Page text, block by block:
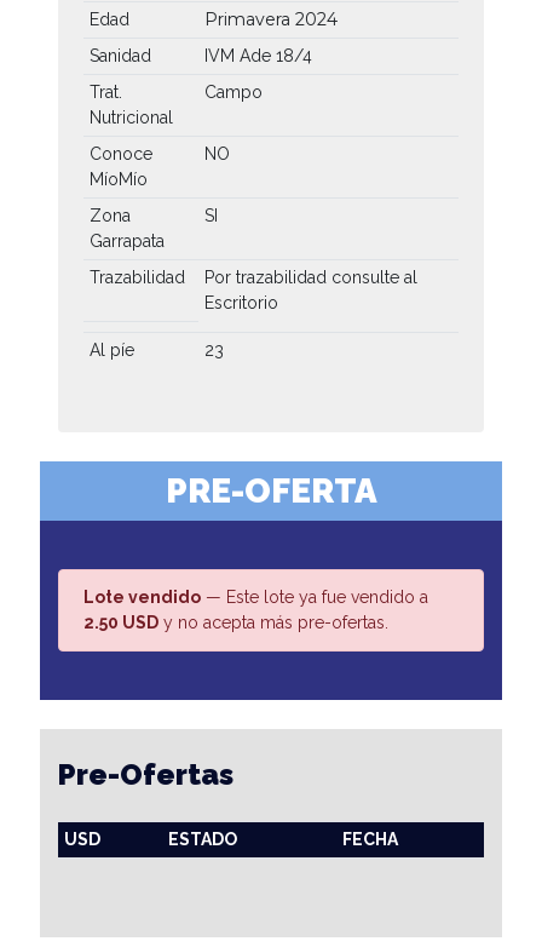
Edad Primavera 2024
Sanidad
IVM Ade 18/4
Trat.
Nutricional
Campo
Conoce
MíoMío
NO
Zona
Garrapata
SI
Trazabilidad
Por trazabilidad consulte al
Escritorio
Al píe 23
PRE-OFERTA
Lote vendido — Este lote ya fue vendido a
2.50 USD y no acepta más pre-ofertas.
Pre-Ofertas
USD ESTADO FECHA